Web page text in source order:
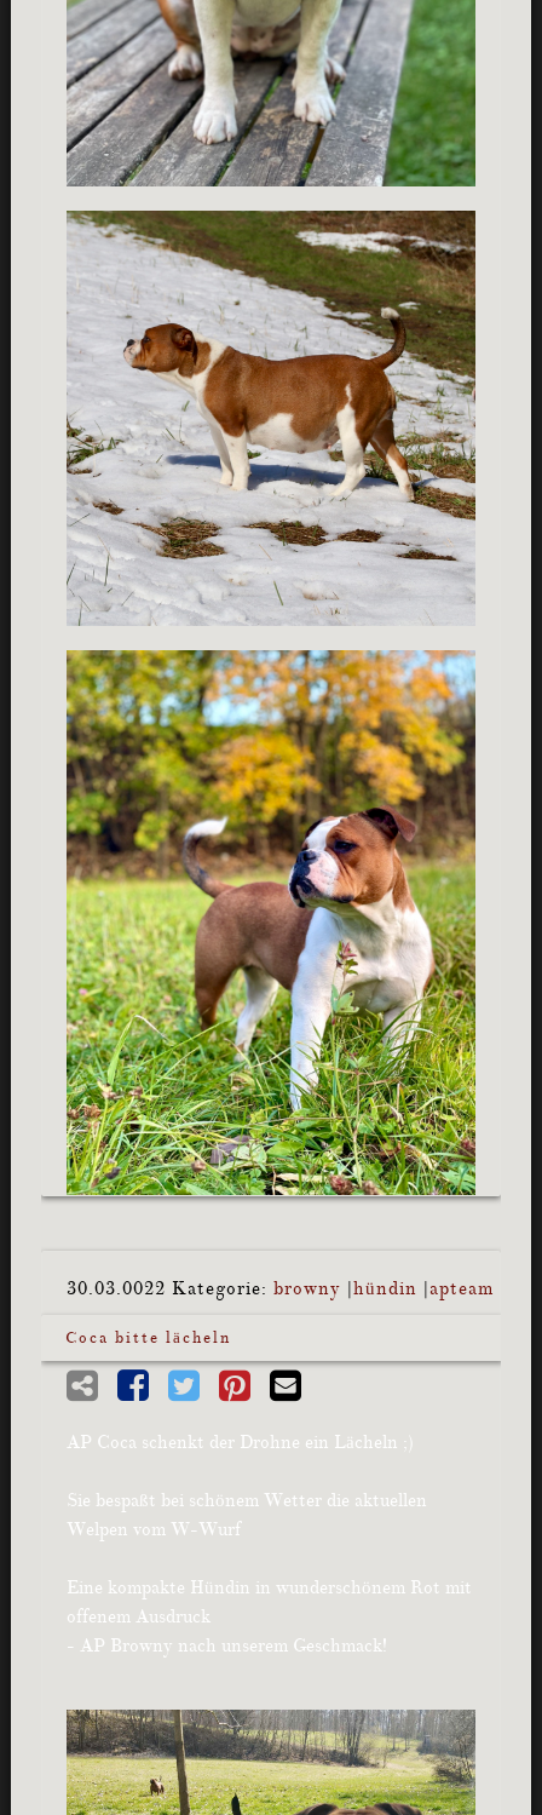
30.03.0022 Kategorie: browny hündin apteam
Coca bitte lächeln
AP Coca schenkt der Drohne ein Lächeln ;)
Sie bespaßt bei schönem Wetter die aktuellen
Welpen vom W-Wurf
Eine kompakte Hündin in wunderschönem Rot mit
offenem Ausdruck
- AP Browny nach unserem Geschmack!